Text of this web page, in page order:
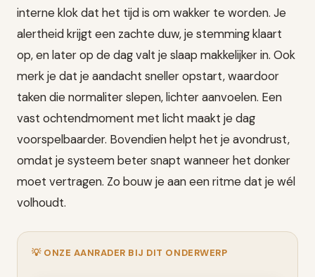
interne klok dat het tijd is om wakker te worden. Je
alertheid krijgt een zachte duw, je stemming klaart
op, en later op de dag valt je slaap makkelijker in. Ook
merk je dat je aandacht sneller opstart, waardoor
taken die normaliter slepen, lichter aanvoelen. Een
vast ochtendmoment met licht maakt je dag
voorspelbaarder. Bovendien helpt het je avondrust,
omdat je systeem beter snapt wanneer het donker
moet vertragen. Zo bouw je aan een ritme dat je wél
volhoudt.
💡 ONZE AANRADER BIJ DIT ONDERWERP